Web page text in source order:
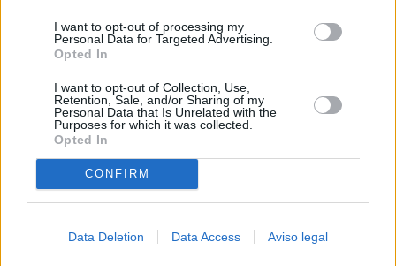
I want to opt-out of processing my
Personal Data for Targeted Advertising.
Opted In
I want to opt-out of Collection, Use,
Retention, Sale, and/or Sharing of my
Personal Data that Is Unrelated with the
Purposes for which it was collected.
Opted In
CONFIRM
Data Deletion Data Access Aviso legal